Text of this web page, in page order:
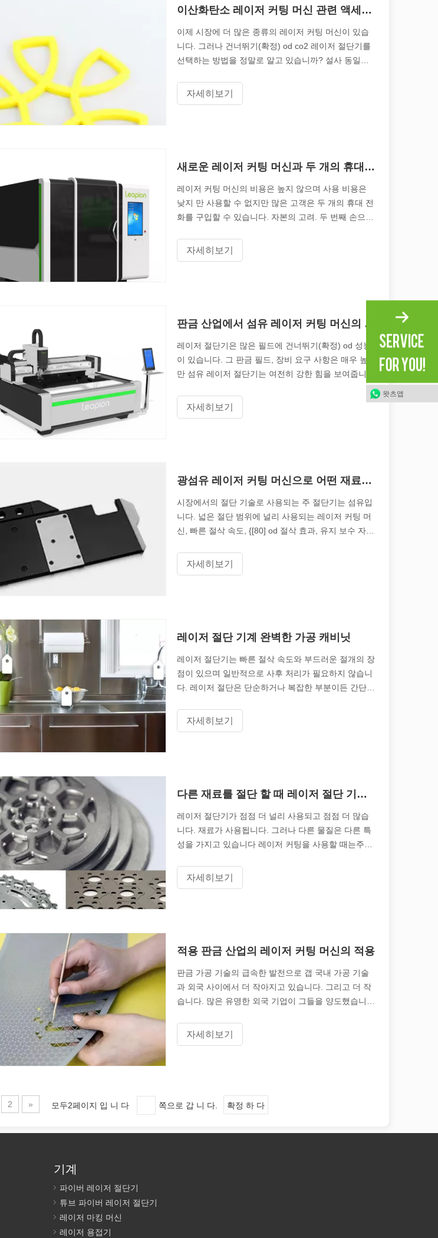
블로그 게시물의 영어 버전입니다. 태평양을 가로질러 빛나는: 레이저 절단 기계가 멕시코 제조에 힘을 실어주는 방
하는 금속 제조 세계에서 효율성과 정밀도는 더 이상 '경쟁 우위'가 아니라 생존을 위한 요구 사항입니다. 귀하의 작
폐기물로 다양한 재료를 절단할 수 있습니다. 이 기사에서는 레이저로 절단할 수 있는 금속의 최대 두께와 이에 영향
으로 잘 알려져 있습니다. 그러나 어떤 사람들은 레이저 절단에도 '결함'이 있다고 말할 수 있습니다. 이 기사에서는
기술은 기존 용접 방법에 비해 상당한 이점을 제공합니다. 이 기사에서는 레이저 용접의 강도는 얼마나 되는지 살
이저 빔을 사용하여 재료를 맞춤형 모양과 디자인으로 절단하는 제조 공정입니다. 기계적 힘과 물리적 도구에 의존
효율적이고 안전한 페인트 제거를 위한 첨단 솔루션을 제공합니다. 이 기사에서는 레이저 페인트 제거 작업의 탁월
이산화탄소 레이저 커팅 머신 관련 액세서리의 중요성
이제 시장에 더 많은 종류의 레이저 커팅 머신이 있습
니다. 그러나 건너뛰기(확정) od co2 레이저 절단기를
선택하는 방법을 정말로 알고 있습니까? 설사 동일한
품질과 효율성은 동일하지 않습니다. Shenzhen
Quying Fo. 아래
자세히보기
새로운 레이저 커팅 머신과 두 개의 휴대 전화 간의 차이점
레이저 커팅 머신의 비용은 높지 않으며 사용 비용은
낮지 만 사용할 수 없지만 많은 고객은 두 개의 휴대 전
화를 구입할 수 있습니다. 자본의 고려. 두 번째 손으로
에 그것은 필요합니다
자세히보기
판금 산업에서 섬유 레이저 커팅 머신의 적용
레이저 절단기은 많은 필드에 건너뛰기(확정) od 성능
이 있습니다. 그 판금 필드, 장비 요구 사항은 매우 높지
만 섬유 레이저 절단기는 여전히 강한 힘을 보여줍니
다. 판금 가공 기업의 경우 판금 재료 가공은 본질적인.
베프자세히보기
광섬유 레이저 커팅 머신으로 어떤 재료를 잘라낼 수있는 재료
시장에서의 절단 기술로 사용되는 주 절단기는 섬유입
니다. 넓은 절단 범위에 널리 사용되는 레이저 커팅 머
신, 빠른 절삭 속도, {[80] od 절삭 효과, 유지 보수 자유
자세히보기
레이저 절단 기계 완벽한 가공 캐비닛
레이저 절단기는 빠른 절삭 속도와 부드러운 절개의 장
점이 있으며 일반적으로 사후 처리가 필요하지 않습니
다. 레이저 절단은 단순하거나 복잡한 부분이든 간단하
는 거의 모든 금속 재료에 적합합니다. 소프트웨어 도
면 및 절단 작업의 사용은 금형을 제거하고 제품 다변
자세히보기
다른 재료를 절단 할 때 레이저 절단 기계에주의를 기울여야합니다.
레이저 절단기가 점점 더 널리 사용되고 점점 더 많습
니다. 재료가 사용됩니다. 그러나 다른 물질은 다른 특
성을 가지고 있습니다 레이저 커팅을 사용할 때는주의
용 된 주요 재료에 대한 간단한 분석입니다.
자세히보기
적용 판금 산업의 레이저 커팅 머신의 적용
판금 가공 기술의 급속한 발전으로 갭 국내 가공 기술
과 외국 사이에서 더 작아지고 있습니다. 그리고 더 작
습니다. 많은 유명한 외국 기업이 그들을 양도했습니다
습니다
자세히보기
2 » 모두2페이지 입 니 다 쪽으로 갑 니 다. 확정 하 다
왓츠앱
기계
파이버 레이저 절단기
튜브 파이버 레이저 절단기
레이저 마킹 머신
레이저 용접기